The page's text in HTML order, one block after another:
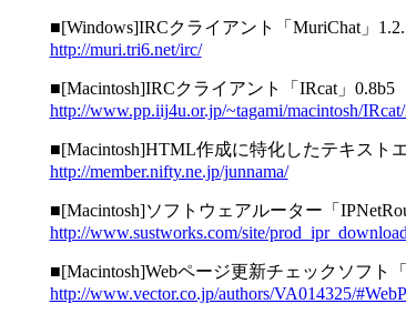
■[Windows]IRCクライアント「MuriChat」
http://muri.tri6.net/irc/
■[Macintosh]IRCクライアント「IRcat」0.8b5
http://www.pp.iij4u.or.jp/~tagami/macintosh/
■[Macintosh]HTML作成に特化したテキスト
http://member.nifty.ne.jp/junnama/
■[Macintosh]ソフトウェアルーター「
http://www.sustworks.com/site/
■[Macintosh]Webページ更新チェックソフト
http://www.vector.co.jp/authors/VA014325/